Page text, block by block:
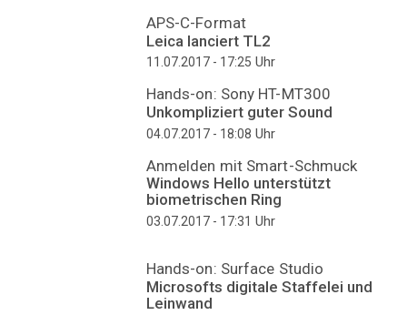
APS-C-Format
Leica lanciert TL2
11.07.2017 - 17:25 Uhr
Hands-on: Sony HT-MT300
Unkompliziert guter Sound
04.07.2017 - 18:08 Uhr
Anmelden mit Smart-Schmuck
Windows Hello unterstützt
biometrischen Ring
03.07.2017 - 17:31 Uhr
Hands-on: Surface Studio
Microsofts digitale Staffelei und
Leinwand